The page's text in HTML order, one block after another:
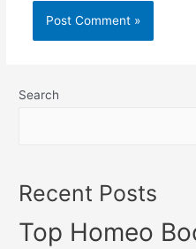
Search
Recent Posts
Top Homeo